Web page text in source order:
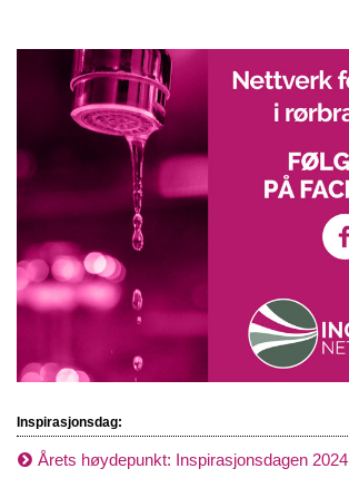
Inspirasjonsdag:
Årets høydepunkt: Inspirasjonsdagen 2024